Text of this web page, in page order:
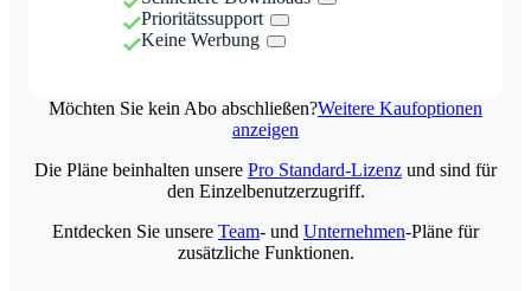
Prioritätssupport
Keine Werbung
Möchten Sie kein Abo abschließen?Weitere Kaufoptionen
anzeigen
Die Pläne beinhalten unsere Pro Standard-Lizenz und sind für
den Einzelbenutzerzugriff.
Entdecken Sie unsere Team- und Unternehmen-Pläne für
zusätzliche Funktionen.